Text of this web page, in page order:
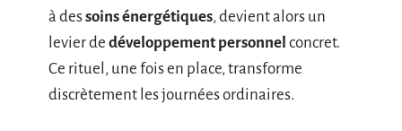
à dessoins énergétiques, devient alors un
levier de développement personnel concret.
Ce rituel, une fois en place, transforme
discrètement les journées ordinaires.